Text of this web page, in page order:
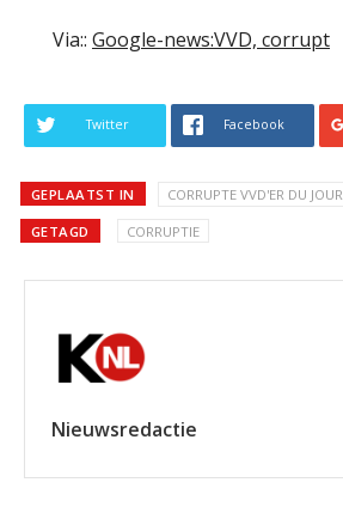
Via:: Google-news:VVD, corrupt
Twitter Facebook
GEPLAATST IN CORRUPTE VVD'ER DU JOUR
GETAGD CORRUPTIE
Nieuwsredactie